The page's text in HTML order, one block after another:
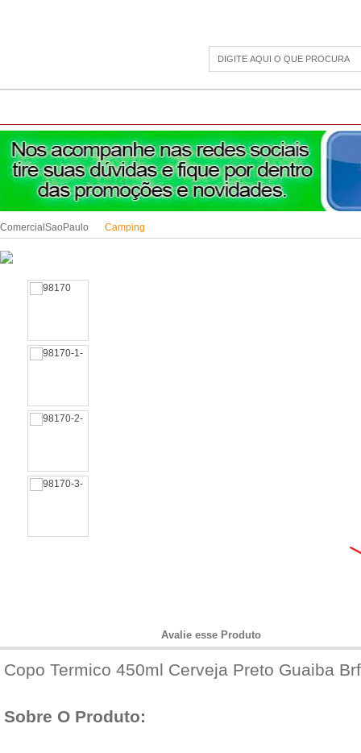
ComercialSaoPaulo Camping
Avalie esse Produto
Copo Termico 450ml Cerveja Preto Guaiba
Sobre O Produto: